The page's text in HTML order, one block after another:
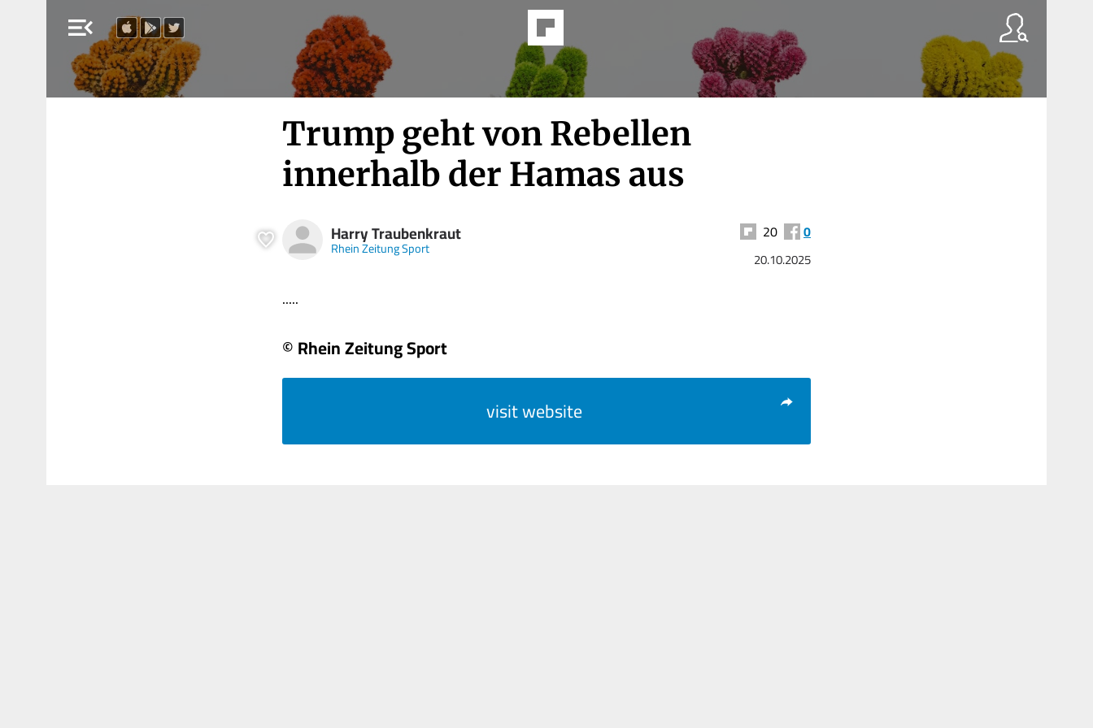
menu_open
Trump geht von Rebellen
innerhalb der Hamas aus
Harry Traubenkraut
Rhein Zeitung Sport
20 0
20.10.2025
.....
© Rhein Zeitung Sport
visit website